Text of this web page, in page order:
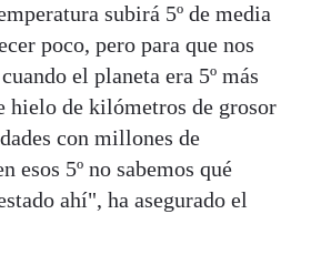
subirá 5º de media
poco, pero para que nos
el planeta era 5º más
hielo de kilómetros de grosor
con millones de
esos 5º no sabemos qué
ahí", ha asegurado el